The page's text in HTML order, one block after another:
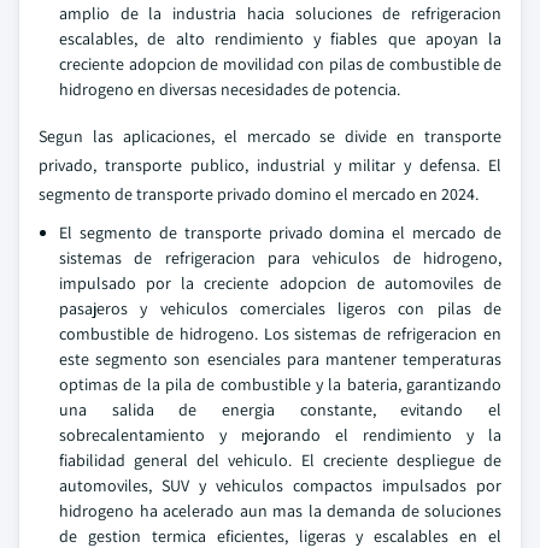
amplio de la industria hacia soluciones de refrigeracion
escalables, de alto rendimiento y fiables que apoyan la
creciente adopcion de movilidad con pilas de combustible de
hidrogeno en diversas necesidades de potencia.
Segun las aplicaciones, el mercado se divide en transporte
privado, transporte publico, industrial y militar y defensa. El
segmento de transporte privado domino el mercado en 2024.
El segmento de transporte privado domina el mercado de
sistemas de refrigeracion para vehiculos de hidrogeno,
impulsado por la creciente adopcion de automoviles de
pasajeros y vehiculos comerciales ligeros con pilas de
combustible de hidrogeno. Los sistemas de refrigeracion en
este segmento son esenciales para mantener temperaturas
optimas de la pila de combustible y la bateria, garantizando
una salida de energia constante, evitando el
sobrecalentamiento y mejorando el rendimiento y la
fiabilidad general del vehiculo. El creciente despliegue de
automoviles, SUV y vehiculos compactos impulsados por
hidrogeno ha acelerado aun mas la demanda de soluciones
de gestion termica eficientes, ligeras y escalables en el